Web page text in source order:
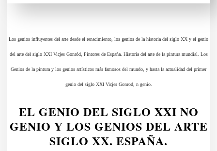
Los genios influyentes del arte desde el renacimiento, los genios de la historia del siglo XX y el genio
del arte del siglo XXI Vicjes Gonród, Pintores de España. Historia del arte de la pintura mundial. Los
Genios de la pintura y los genios artísticos más famosos del mundo, y hasta la actualidad del primer
genio del siglo XXI Vicjes Gonrod, n genio.
EL GENIO DEL SIGLO XXI NO
GENIO Y LOS GENIOS DEL ARTE
SIGLO XX. ESPAÑA.